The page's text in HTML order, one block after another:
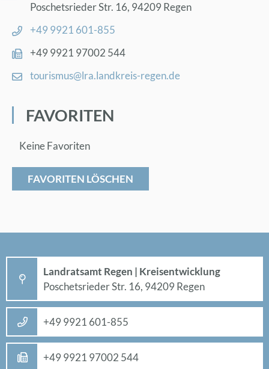
Po­sche­ts­rie­der Str. 16, 94209 Re­gen
+49 9921 601-855
+49 9921 97002 544
tou­ris­mus@​lra.​landkreis-re­gen.de
FA­VO­RI­TEN
Keine Favoriten
FAVORITEN LÖSCHEN
Land­rats­amt Re­gen | Kreis­ent­wick­lung
Po­sche­ts­rie­der Str. 16, 94209 Re­gen
+49 9921 601-855
+49 9921 97002 544